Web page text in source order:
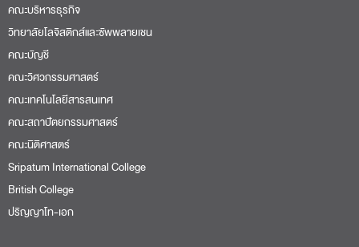
คณะบริหารธุรกิจ
วิทยาลัยโลจิสติกส์และซัพพลายเชน
คณะบัญชี
คณะวิศวกรรมศาสตร์
คณะเทคโนโลยีสารสนเทศ
คณะสถาปัตยกรรมศาสตร์
คณะนิติศาสตร์
Sripatum International College
British College
ปริญญาโท-เอก